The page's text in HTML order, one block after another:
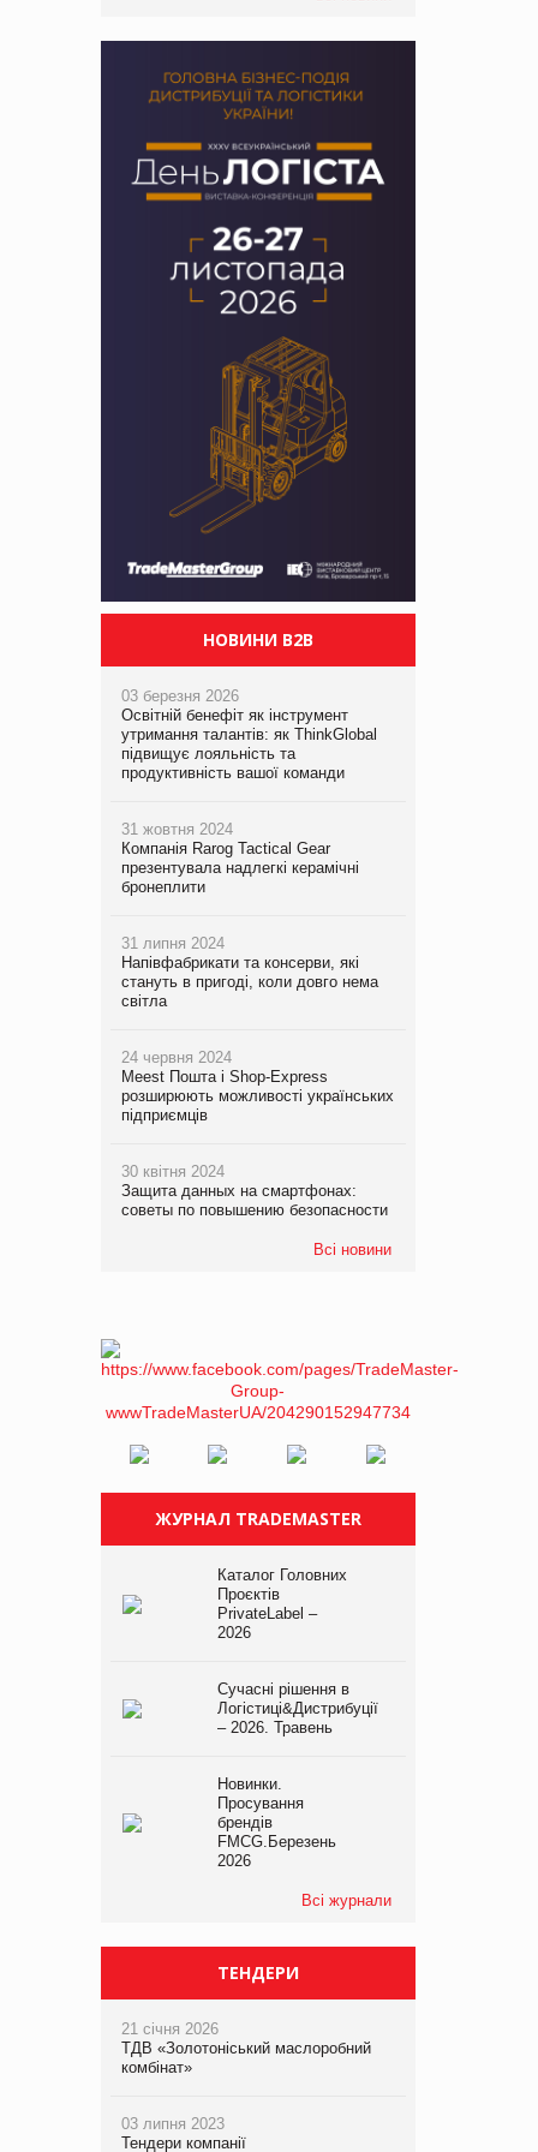
НОВИНИ B2B
03 березня 2026
Освітній бенефіт як інструмент
утримання талантів: як ThinkGlobal
підвищує лояльність та
продуктивність вашої команди
31 жовтня 2024
Компанія Rarog Tactical Gear
презентувала надлегкі керамічні
бронеплити
31 липня 2024
Напівфабрикати та консерви, які
стануть в пригоді, коли довго нема
світла
24 червня 2024
Meest Пошта і Shop-Express
розширюють можливості українських
підприємців
30 квітня 2024
Защита данных на смартфонах:
советы по повышению безопасности
Всі новини
ЖУРНАЛ TRADEMASTER
Каталог Головних
Проєктів
PrivateLabel –
2026
Сучасні рішення в
Логістиці&Дистрибуції
– 2026. Травень
Новинки.
Просування
брендів
FMCG.Березень
2026
Всі журнали
ТЕНДЕРИ
21 січня 2026
ТДВ «Золотоніський маслоробний
комбінат»
03 липня 2023
Тендери компанії